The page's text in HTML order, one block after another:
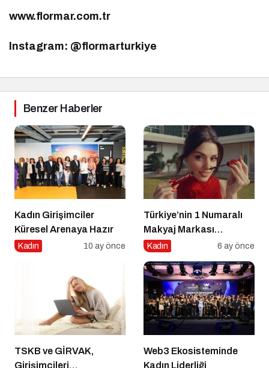
www.flormar.com.tr
Instagram: @flormarturkiye
Benzer Haberler
Kadın Girişimciler
Küresel Arenaya Hazır
Kadın 10 ay önce
Türkiye’nin 1 Numaralı
Makyaj Markası
Flormar’ın Yeni Global
Erçel” ile ilk lansmanı:
“Volume Up Mascara”
Kadın 6 ay önce
TSKB ve GİRVAK,
Girişimcileri
Web3 Ekosisteminde
Kadın Liderliği